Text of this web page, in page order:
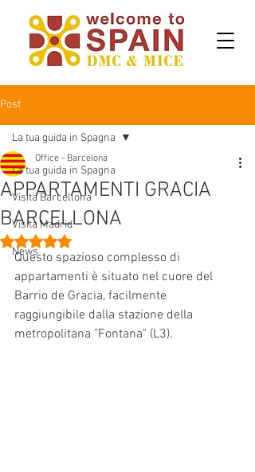
Post
La tua guida in Spagna
Visita Barcellona
Visita Madrid
News
La tua guida in Spagna
APPARTAMENTI GRACIA
BARCELLONA
Office - Barcelona
Valutazione NaN stelle su 5.
Questo spazioso complesso di
appartamenti è situato nel cuore del
Barrio de Gracia, facilmente
raggiungibile dalla stazione della
metropolitana "Fontana" (L3).